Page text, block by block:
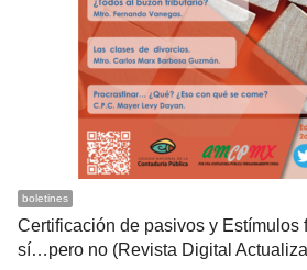
boletines
Certificación de pasivos y Estímulos
sí…pero no (Revista Digital